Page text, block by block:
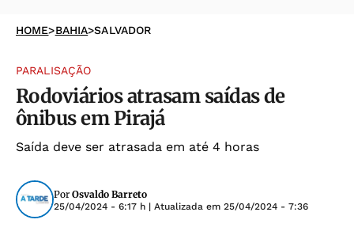
HOME>BAHIA>SALVADOR
PARALISAÇÃO
Rodoviários atrasam saídas de
ônibus em Pirajá
Saída deve ser atrasada em até 4 horas
Por Osvaldo Barreto
25/04/2024 - 6:17 h | Atualizada em 25/04/2024 - 7:36